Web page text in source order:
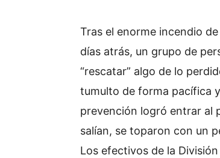
Tras el enorme incendio
días atrás, un grupo de
“rescatar” algo de lo
tumulto de forma pacífica
prevención logró entrar al
salían, se toparon con un
Los efectivos de la